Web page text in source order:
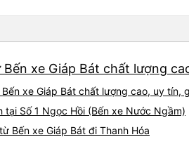
xe Giáp Bát chất lượng
xe Giáp Bát chất lượng cao, uy tín,
tại Số 1 Ngọc Hồi (Bến xe Nước Ngầm)
Bến xe Giáp Bát đi Thanh Hóa